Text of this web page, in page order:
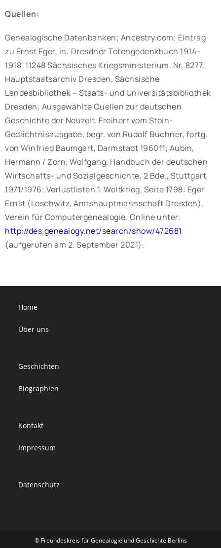
Quellen:
Genealogische Datenbanken; Ancestry.com; Eintrag
zu Ernst Eger, in: Dresdner Totengedenkbuch 1914–
1918, 11248 Sächsisches Kriegsministerium, Nr. 8277.
Hauptstaatsarchiv Dresden, Sächsische
Landesbibliothek – Staats- und Universitätsbibliothek
Dresden; Ausgewählte Quellen zur deutschen
Geschichte der Neuzeit. Freiherr vom Stein-
Gedächtnisausgabe, begr. von Rudolf Buchner, fortg.
von Winfried Baumgart, Darmstadt 1960ff; Aubin,
Hermann / Zorn, Wolfgang, Handbuch der deutschen
Wirtschafts- und Sozialgeschichte, 2 Bde., Stuttgart
1971/1976; Verlustlisten 1. Weltkrieg, Seite 1798: Eger
Ernst (Loschwitz, Amtshauptmannschaft Dresden).
Verein für Computergenealogie. Online unter:
http://des.genealogy.net/search/show/472681
(aufgerufen am 2. September 2021).
Home
Über uns
Geschichten
Biographien
Kontakt
Impressum
Datenschutz
© Freundeskreis für Genealogie und Geschichte Berlins